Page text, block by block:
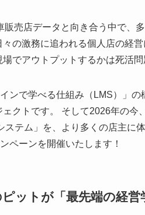
売店データと向き合う中で、
の激務に追われる個人店の経
でアウトプットするかは死活問
ンで学べる仕組み（LMS）」
クトです。 そして2026年の今
テム」を、より多くの店主に
ペーンを開催いたします！
ットが「最先端の経営